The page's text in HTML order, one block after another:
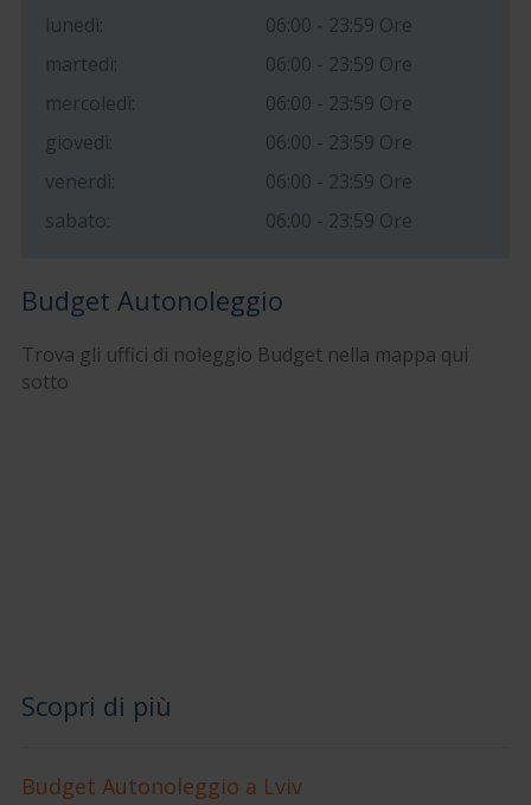
lunedì:
06:00 - 23:59 Ore
martedì:
06:00 - 23:59 Ore
mercoledì:
06:00 - 23:59 Ore
giovedì:
06:00 - 23:59 Ore
venerdì:
06:00 - 23:59 Ore
sabato:
06:00 - 23:59 Ore
Budget Autonoleggio
Trova gli uffici di noleggio Budget nella mappa qui
sotto
Scopri di più
Budget Autonoleggio a Lviv